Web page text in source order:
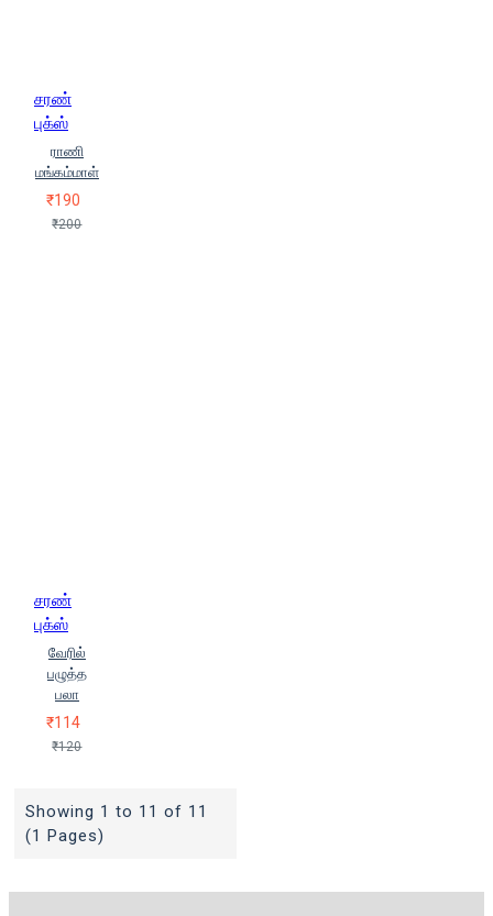
சரண்
புக்ஸ்
ராணி
மங்கம்மாள்
₹190
₹200
சரண்
புக்ஸ்
வேரில்
பழுத்த
பலா
₹114
₹120
Showing 1 to 11 of 11
(1 Pages)